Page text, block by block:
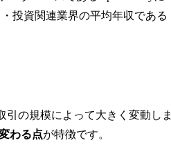
投資関連業界の平均年収である
引の規模によって大きく変動しま
わる点が特徴です。